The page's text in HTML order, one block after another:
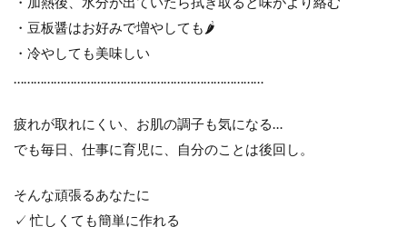
・豆板醤はお好みで増やしても🌶
・冷やしても美味しい
…………………………………………………………………
疲れが取れにくい、お肌の調子も気になる…
でも毎日、仕事に育児に、自分のことは後回し。
そんな頑張るあなたに
✓ 忙しくても簡単に作れる